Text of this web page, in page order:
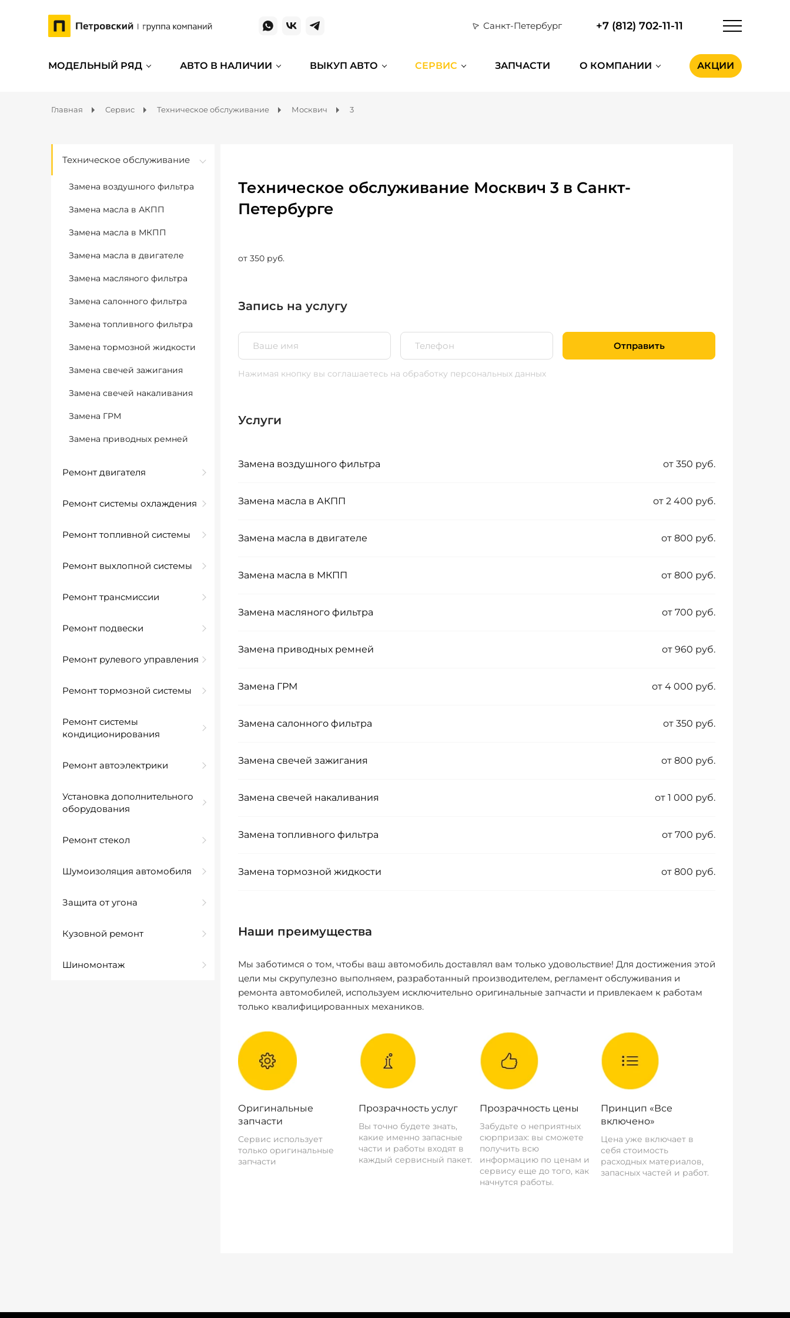
Санкт-Петербург +7 (812) 702-11-11
МОДЕЛЬНЫЙ РЯД АВТО В НАЛИЧИИ ВЫКУП АВТО СЕРВИС ЗАПЧАСТИ О КОМПАНИИ АКЦИИ
Главная Сервис Техническое обслуживание Москвич 3
Техническое обслуживание
Замена воздушного фильтра
Замена масла в АКПП
Замена масла в МКПП
Замена масла в двигателе
Замена масляного фильтра
Замена салонного фильтра
Замена топливного фильтра
Замена тормозной жидкости
Замена свечей зажигания
Замена свечей накаливания
Замена ГРМ
Замена приводных ремней
Ремонт двигателя
Ремонт системы охлаждения
Ремонт топливной системы
Ремонт выхлопной системы
Ремонт трансмиссии
Ремонт подвески
Ремонт рулевого управления
Ремонт тормозной системы
Ремонт системы
кондиционирования
Ремонт автоэлектрики
Установка дополнительного
оборудования
Ремонт стекол
Шумоизоляция автомобиля
Защита от угона
Кузовной ремонт
Шиномонтаж
Техническое обслуживание Москвич 3 в Санкт-
Петербурге
от 350 руб.
Запись на услугу
Отправить
Нажимая кнопку вы соглашаетесь на обработку персональных данных
Услуги
Замена воздушного фильтра от 350 руб.
Замена масла в АКПП от 2 400 руб.
Замена масла в двигателе от 800 руб.
Замена масла в МКПП от 800 руб.
Замена масляного фильтра от 700 руб.
Замена приводных ремней от 960 руб.
Замена ГРМ от 4 000 руб.
Замена салонного фильтра от 350 руб.
Замена свечей зажигания от 800 руб.
Замена свечей накаливания от 1 000 руб.
Замена топливного фильтра от 700 руб.
Замена тормозной жидкости от 800 руб.
Наши преимущества
Мы заботимся о том, чтобы ваш автомобиль доставлял вам только удовольствие! Для достижения этой
цели мы скрупулезно выполняем, разработанный производителем, регламент обслуживания и
ремонта автомобилей, используем исключительно оригинальные запчасти и привлекаем к работам
только квалифицированных механиков.
Оригинальные
запчасти
Сервис использует
только оригинальные
запчасти
Прозрачность услуг
Вы точно будете знать,
какие именно запасные
части и работы входят в
каждый сервисный пакет.
Прозрачность цены
Забудьте о неприятных
сюрпризах: вы сможете
получить всю
информацию по ценам и
сервису еще до того, как
начнутся работы.
Принцип «Все
включено»
Цена уже включает в
себя стоимость
расходных материалов,
запасных частей и работ.